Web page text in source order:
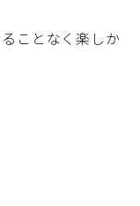
ことなく楽しか